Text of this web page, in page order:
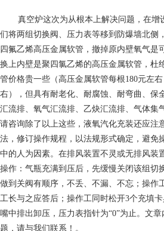
真空炉这次为从根本上解决问题，在增
们将两组切换阀、压力表等移到防爆墙北侧
四氟乙烯高压金属软管，撤掉原内壁氧气是
换上内壁是聚四氯乙烯的高压金属软管，杜
管价格贵一些（高压金属软管每根180元左
右），但具有耐老化、耐腐蚀、耐弯曲、保
汇流排、氧气汇流排、乙炔汇流排、气体集
请咨询除了以上这些，液氧汽化充装还应注
法，修订操作规程，以法规形式确定，避免
中的人为因素。在排风装置不灵或无排风装
操作：气瓶充满到压后，先缓慢关闭该组切
做到关阀有顺序，不丢、不漏、不忘；操作
工长与之应答后；操作工同时松开3个充填
嘴中排出卸压，压力表指针为“0”为止。文
题，请与我们联系！。